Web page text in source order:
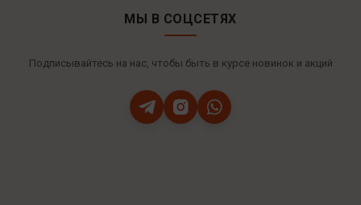
МЫ В СОЦСЕТЯХ
Подписывайтесь на нас, чтобы быть в курсе новинок и акций